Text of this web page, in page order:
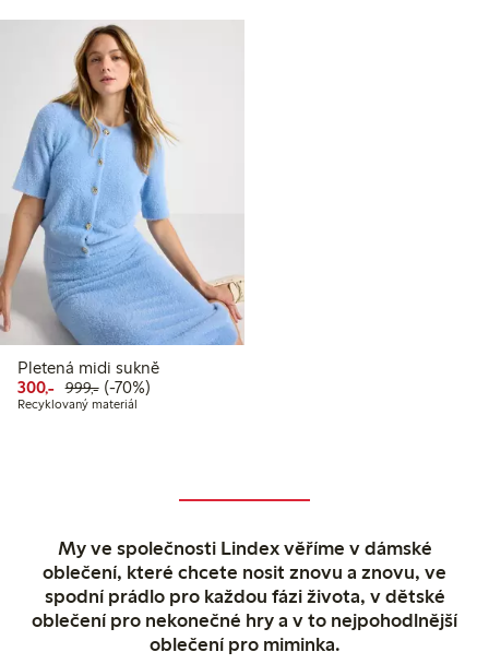
Pletená midi sukně
300,- Snížená cena: 300,00 Kč
999,-Běžná cena: 999,00 Kč
70% sleva
(-70%)
Recyklovaný materiál
My ve společnosti Lindex věříme v dámské
oblečení, které chcete nosit znovu a znovu, ve
spodní prádlo pro každou fázi života, v dětské
oblečení pro nekonečné hry a v to nejpohodlnější
oblečení pro miminka.